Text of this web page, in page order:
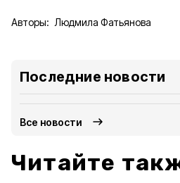
Авторы: Людмила Фатьянова
Последние новости
Все новости
Читайте